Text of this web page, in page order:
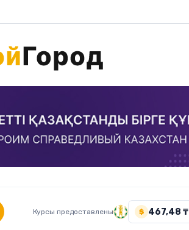
Курсы предоставлены $ 467,48 ₸